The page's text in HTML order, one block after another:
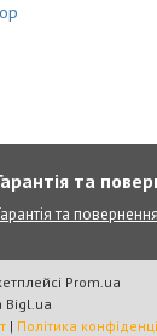
та
та повернення
Prom.ua
Bigl.ua
| Політика